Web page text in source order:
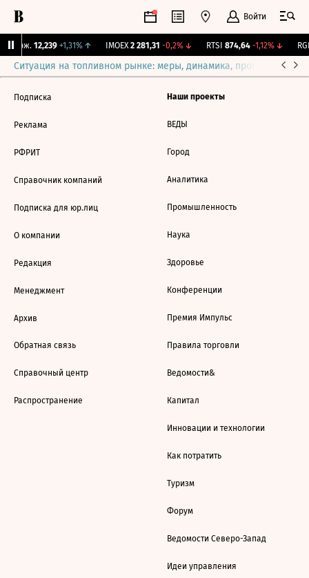
Войти
Бирж. 12,239 +1,31%↑ IMOEX 2 281,31 -0,2%↓ RTSI 874,64 -1,12%↓
Ситуация на топливном рынке: меры, динамика, прогнозы
Подписка
Реклама
РФРИТ
Справочник компаний
Подписка для юр.лиц
О компании
Редакция
Менеджмент
Архив
Обратная связь
Справочный центр
Распространение
Наши проекты
ВЕДЫ
Город
Аналитика
Промышленность
Наука
Здоровье
Конференции
Премия Импульс
Правила торговли
Ведомости&
Капитал
Инновации и технологии
Как потратить
Туризм
Форум
Ведомости Северо-Запад
Идеи управления